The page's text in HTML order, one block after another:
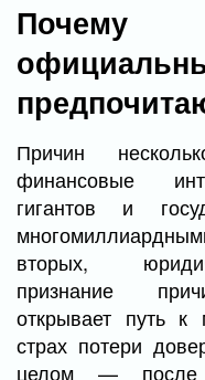
Почему
Причин
финансовые
гигантов и
вторых,
признание
открывает путь к
страх потери
целом — после